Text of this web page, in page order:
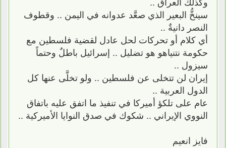
سينخُّ البعير الذي صعَّد عدوانه في اليمن .. وقطوف
النصر دانيةٌ ..
أي كلام أو تحركات لحل عادل لقضية فلسطين مع
حكومة نتنياهو هو تضليل .. إسرائيل باطلٌ وحتماً
سيزول ..
إيران لن تتخلى عن فلسطين .. ولو تخلَّى عنها كل
الدول العربية ..
عام على تلكؤ أميركا في تنفيذ ما اتفق عليه باتفاق
النووي الإيراني .. شكوك في صدق النوايا الأميركية ..
فايز انعيم